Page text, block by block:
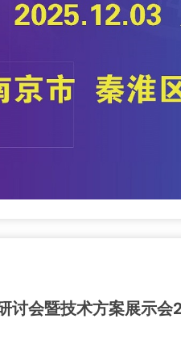
讨会暨技术方案展示